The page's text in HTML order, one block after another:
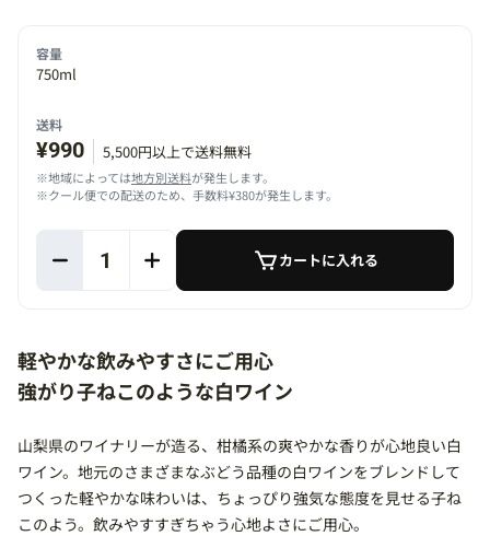
容量
750ml
送料
¥990 5,500円以上で送料無料
※地域によっては地方別送料が発生します。
※クール便での配送のため、手数料¥380が発生します。
1 カートに入れる
軽やかな飲みやすさにご用心
強がり子ねこのような白ワイン
山梨県のワイナリーが造る、柑橘系の爽やかな香りが心地良い白
ワイン。地元のさまざまなぶどう品種の白ワインをブレンドして
つくった軽やかな味わいは、ちょっぴり強気な態度を見せる子ね
このよう。飲みやすすぎちゃう心地よさにご用心。